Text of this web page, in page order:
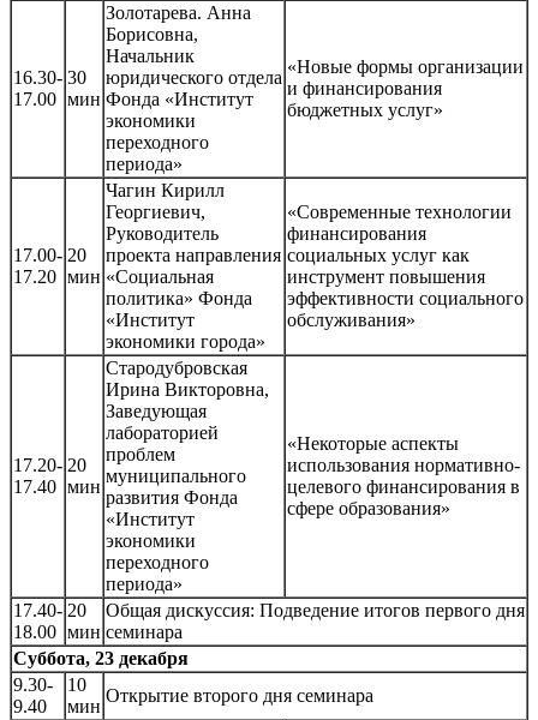
16.30-
17.00
30
мин
Золотарева. Анна
Борисовна,
Начальник
юридического отдела
Фонда «Институт
экономики
переходного
периода»
«Новые формы организации
и финансирования
бюджетных услуг»
17.00-
17.20
20
мин
Чагин Кирилл
Георгиевич,
Руководитель
проекта направления
«Социальная
политика» Фонда
«Институт
экономики города»
«Современные технологии
финансирования
социальных услуг как
инструмент повышения
эффективности социального
обслуживания»
17.20-
17.40
20
мин
Стародубровская
Ирина Викторовна,
Заведующая
лабораторией
проблем
муниципального
развития Фонда
«Институт
экономики
переходного
периода»
«Некоторые аспекты
использования нормативно-
целевого финансирования в
сфере образования»
17.40-
18.00
20
мин
Общая дискуссия: Подведение итогов первого дня
семинара
Суббота, 23 декабря
9.30-
9.40
10
мин
Открытие второго дня семинара